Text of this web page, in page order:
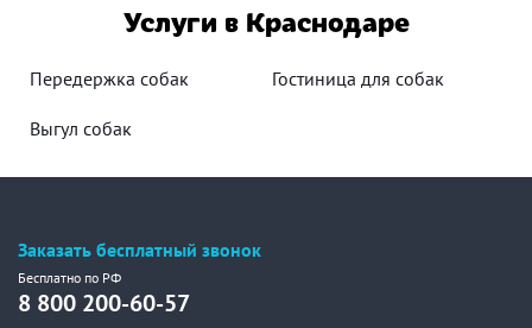
Услуги в Краснодаре
Передержка собак Гостиница для собак
Выгул собак
Заказать бесплатный звонок
Бесплатно по РФ
8 800 200-60-57